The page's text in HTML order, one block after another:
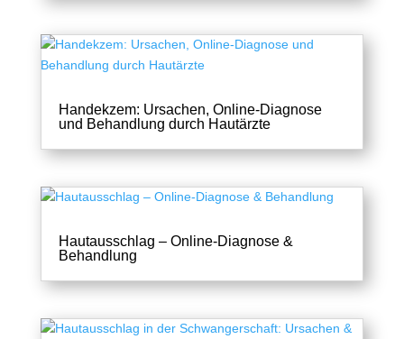
Handekzem: Ursachen, Online-Diagnose
und Behandlung durch Hautärzte
Hautausschlag – Online-Diagnose &
Behandlung